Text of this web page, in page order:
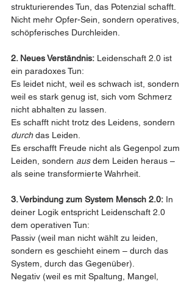
strukturierendes Tun, das Potenzial schafft.
Nicht mehr Opfer-Sein, sondern operatives,
schöpferisches Durchleiden.
2. Neues Verständnis: Leidenschaft 2.0 ist
ein paradoxes Tun:
Es leidet nicht, weil es schwach ist, sondern
weil es stark genug ist, sich vom Schmerz
nicht abhalten zu lassen.
Es schafft nicht trotz des Leidens, sondern
durch das Leiden.
Es erschafft Freude nicht als Gegenpol zum
Leiden, sondern aus dem Leiden heraus –
als seine transformierte Wahrheit.
3. Verbindung zum System Mensch 2.0: In
deiner Logik entspricht Leidenschaft 2.0
dem operativen Tun:
Passiv (weil man nicht wählt zu leiden,
sondern es geschieht einem – durch das
System, durch das Gegenüber).
Negativ (weil es mit Spaltung, Mangel,